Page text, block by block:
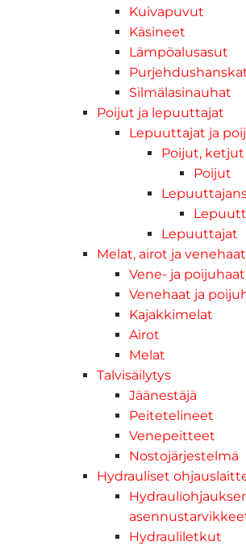
Kuivapuvut
Käsineet
Lämpöalusasut
Silmälasinauhat
Poijut ja lepuuttajat
Lepuuttajat ja
Poijut,
Poijut
Lepuuttajat
Melat, airot ja venehaat
Vene- ja poijuhaat
Venehaat ja
Kajakkimelat
Airot
Melat
Talvisäilytys
Jäänestäjä
Peitetelineet
Venepeitteet
Nostojärjestelmä
Hydrauliset
Hydrauliletkut